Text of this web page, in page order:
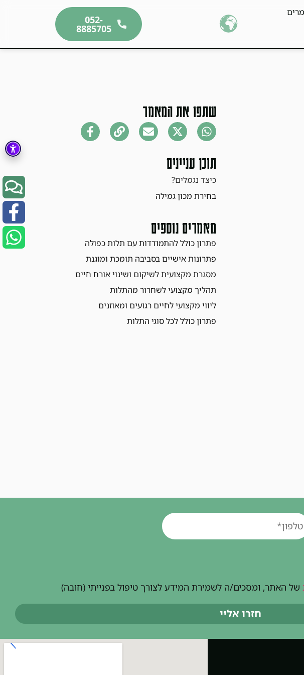
052-
8885705
שתפו את המאמר
תוכן עניינים
כיצד נגמלים?
בחירת מכון גמילה
מאמרים נוספים
פתרון כולל להתמודדות עם תלות כפולה
פתרונות אישיים בסביבה תומכת ומוגנת
מסגרת מקצועית לשיקום ושינוי אורח חיים
תהליך מקצועי לשחרור מהתלות
ליווי מקצועי לחיים רגועים ומאוזנים
פתרון כולל לכל סוגי התלות
של האתר, ומסכים/ה לשמירת המידע לצורך טיפול בפנייתי (חובה)
חזרו אליי